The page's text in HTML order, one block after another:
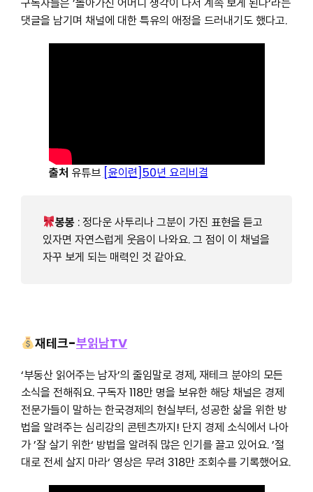
구독자들은 ’돌아가신 어머니 생각이 나서 계속 보게 된다‘라는
댓글을 남기며 채널에 대한 특유의 애정을 드러내기도 했다고.
출처 유튜브 [윤이련]50년 요리비결
봉봉 : 정다운 사투리나 그분이 가진 표현을 듣고
있자면 자연스럽게 웃음이 나와요. 그 점이 이 채널을
자꾸 보게 되는 매력인 것 같아요.
재테크-부읽남TV
‘부동산 읽어주는 남자’의 줄임말로 경제, 재테크 분야의 모든
소식을 전해줘요. 구독자 118만 명을 보유한 해당 채널은 경제
전문가들이 말하는 한국경제의 현실부터, 성공한 삶을 위한 방
법을 알려주는 심리강의 콘텐츠까지! 단지 경제 소식에서 나아
가 ’잘 살기 위한‘ 방법을 알려줘 많은 인기를 끌고 있어요. ’절
대로 전세 살지 마라‘ 영상은 무려 318만 조회수를 기록했어요.